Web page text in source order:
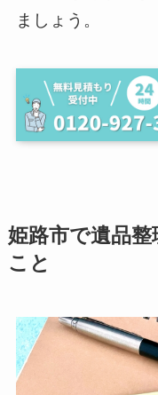
ましょう。
姫路市で遺品
こと